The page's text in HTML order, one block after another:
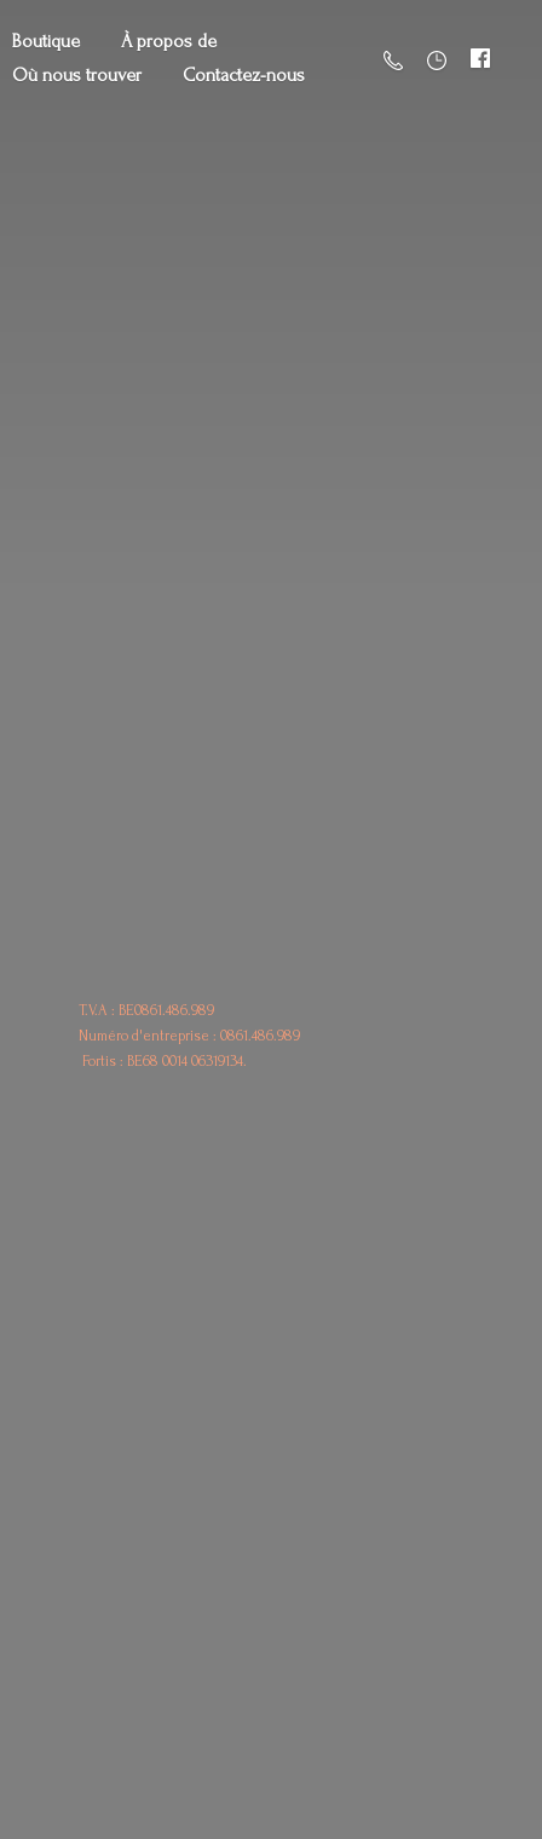
Boutique
À propos de
Où nous trouver
Contactez-nous
T.V.A : BE0861.486.989
Numéro d'entreprise : 0861.486.989
Fortis : BE680014 06319134.